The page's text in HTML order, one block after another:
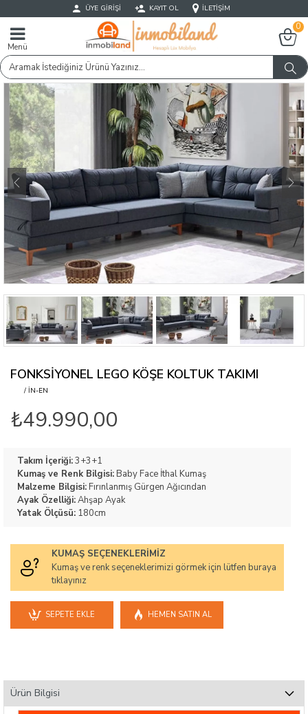
ÜYE GIRIŞI KAYIT OL İLETIŞIM
Menü
0
FONKSIYONEL LEGO KÖŞE KOLTUK TAKIMI
/ IN-EN
KUMAŞ SEÇENEKLERIMIZ
Kumaş ve renk seçeneklerimizi görmek için lütfen buraya
tıklayınız
Takım İçeriği:3+3+1
Kumaş ve Renk Bilgisi: Baby Face İthal Kumaş
Malzeme Bilgisi: Fırınlanmış Gürgen Ağıcından
Ayak Özelliği:Ahşap Ayak
Yatak Ölçüsü: 180cm
₺49.990,00
SEPETE EKLE HEMEN SATIN AL
Ürün Bilgisi